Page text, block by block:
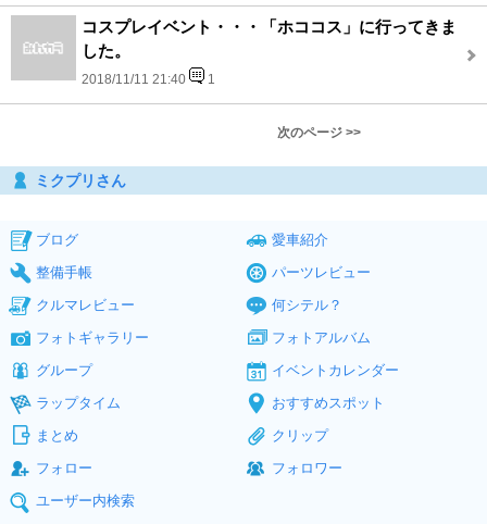
コスプレイベント・・・「ホココス」に行ってきま
した。
2018/11/11 21:40 1
次のページ >>
ミクプリさん
ブログ
愛車紹介
整備手帳
パーツレビュー
クルマレビュー
何シテル？
フォトギャラリー
フォトアルバム
グループ
イベントカレンダー
ラップタイム
おすすめスポット
まとめ
クリップ
フォロー
フォロワー
ユーザー内検索